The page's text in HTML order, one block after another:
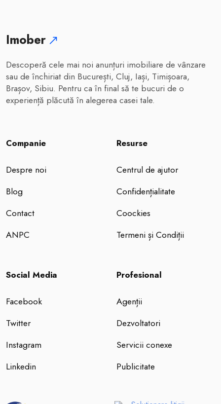
Imober
Descoperă cele mai noi anunțuri imobiliare de vânzare
sau de închiriat din București, Cluj, Iași, Timișoara,
Brașov, Sibiu. Pentru ca în final să te bucuri de o
experiență plăcută în alegerea casei tale.
Companie
Despre noi
Blog
Contact
ANPC
Resurse
Centrul de ajutor
Confidențialitate
Coockies
Termeni și Condiții
Social Media
Facebook
Twitter
Instagram
Linkedin
Profesional
Agenții
Dezvoltatori
Servicii conexe
Publicitate